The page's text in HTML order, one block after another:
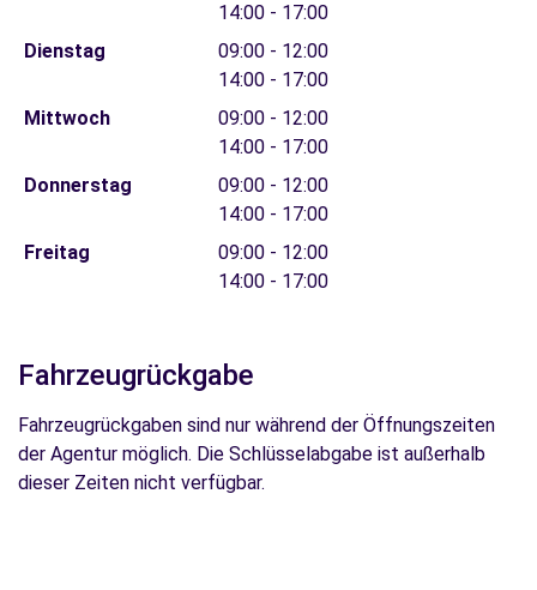
14:00 - 17:00
Dienstag
09:00 - 12:00
14:00 - 17:00
Mittwoch
09:00 - 12:00
14:00 - 17:00
Donnerstag
09:00 - 12:00
14:00 - 17:00
Freitag
09:00 - 12:00
14:00 - 17:00
Fahrzeugrückgabe
Fahrzeugrückgaben sind nur während der Öffnungszeiten
der Agentur möglich. Die Schlüsselabgabe ist außerhalb
dieser Zeiten nicht verfügbar.